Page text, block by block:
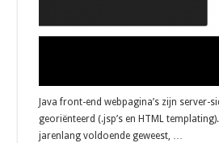
Java front-end webpagina’s zijn server-
georiënteerd (.jsp’s en HTML
jarenlang voldoende geweest, …